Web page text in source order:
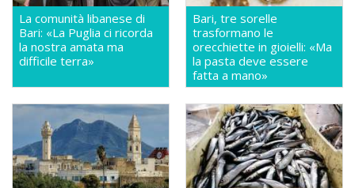
La comunità libanese di
Bari: «La Puglia ci ricorda
la nostra amata ma
difficile terra»
Bari, tre sorelle
trasformano le
orecchiette in gioielli: «Ma
la pasta deve essere
fatta a mano»